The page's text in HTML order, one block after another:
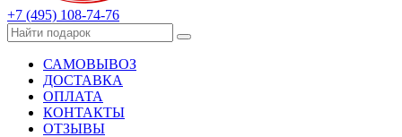
+7 (495) 108-74-76
САМОВЫВОЗ
ДОСТАВКА
ОПЛАТА
КОНТАКТЫ
ОТЗЫВЫ